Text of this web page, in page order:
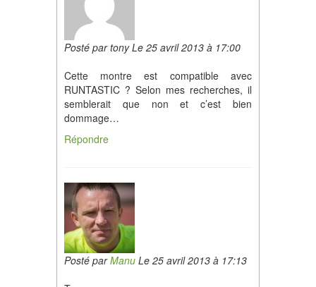
Posté par tony Le 25 avril 2013 à 17:00
Cette montre est compatible avec
RUNTASTIC ? Selon mes recherches, il
semblerait que non et c’est bien
dommage…
Répondre
Posté parManuLe 25 avril 2013 à 17:13